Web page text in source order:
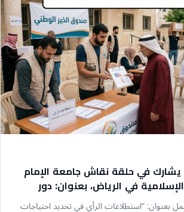
د. سامر أبو رمان يشارك في حلقة نقاش جامعة الإمام
في الرياض، بعنوان: دور
تطوير أداء الجمعيات الخيرية
بعنوان: “استطلاعات الرأي في تحديد احتياجات